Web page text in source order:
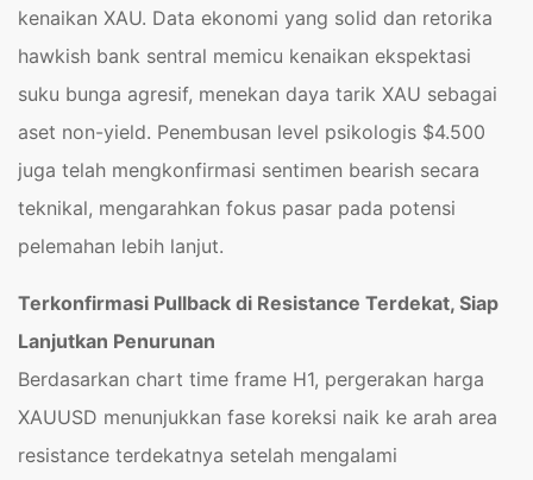
kenaikan XAU. Data ekonomi yang solid dan retorika
hawkish bank sentral memicu kenaikan ekspektasi
suku bunga agresif, menekan daya tarik XAU sebagai
aset non-yield. Penembusan level psikologis $4.500
juga telah mengkonfirmasi sentimen bearish secara
teknikal, mengarahkan fokus pasar pada potensi
pelemahan lebih lanjut.
Terkonfirmasi Pullback di Resistance Terdekat, Siap
Lanjutkan Penurunan
Berdasarkan chart time frame H1, pergerakan harga
XAUUSD menunjukkan fase koreksi naik ke arah area
resistance terdekatnya setelah mengalami